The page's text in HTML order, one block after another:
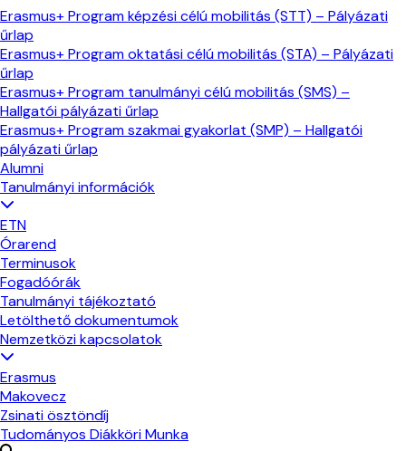
Erasmus+ Program képzési célú mobilitás (STT) – Pályázati
űrlap
Erasmus+ Program oktatási célú mobilitás (STA) – Pályázati
űrlap
Erasmus+ Program tanulmányi célú mobilitás (SMS) –
Hallgatói pályázati űrlap
Erasmus+ Program szakmai gyakorlat (SMP) – Hallgatói
pályázati űrlap
Alumni
Tanulmányi információk
ETN
Órarend
Terminusok
Fogadóórák
Tanulmányi tájékoztató
Letölthető dokumentumok
Nemzetközi kapcsolatok
Erasmus
Makovecz
Zsinati ösztöndíj
Tudományos Diákköri Munka